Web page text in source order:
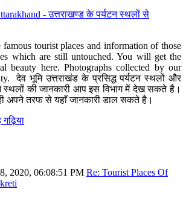
- उत्तराखण्ड के पर्यटन स्थलों से
tourist places and information of those
which are still untouched. You will get the
beauty here. Photographs collected by our
देव भूमि उत्तराखंड के प्रसिद्ध पर्यटन स्थलों और
की जानकारी आप इस विभाग में देख सकते है।
तरफ से यहाँ जानकारी डाल सकते है।
गढ़िया
2020, 06:08:51 PM Re: Tourist Places Of